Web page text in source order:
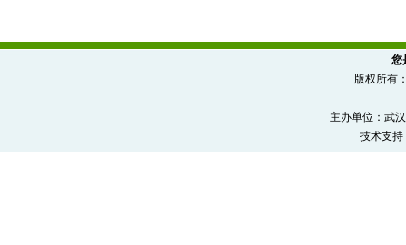
您
版权所有
主办单位：武
技术支持